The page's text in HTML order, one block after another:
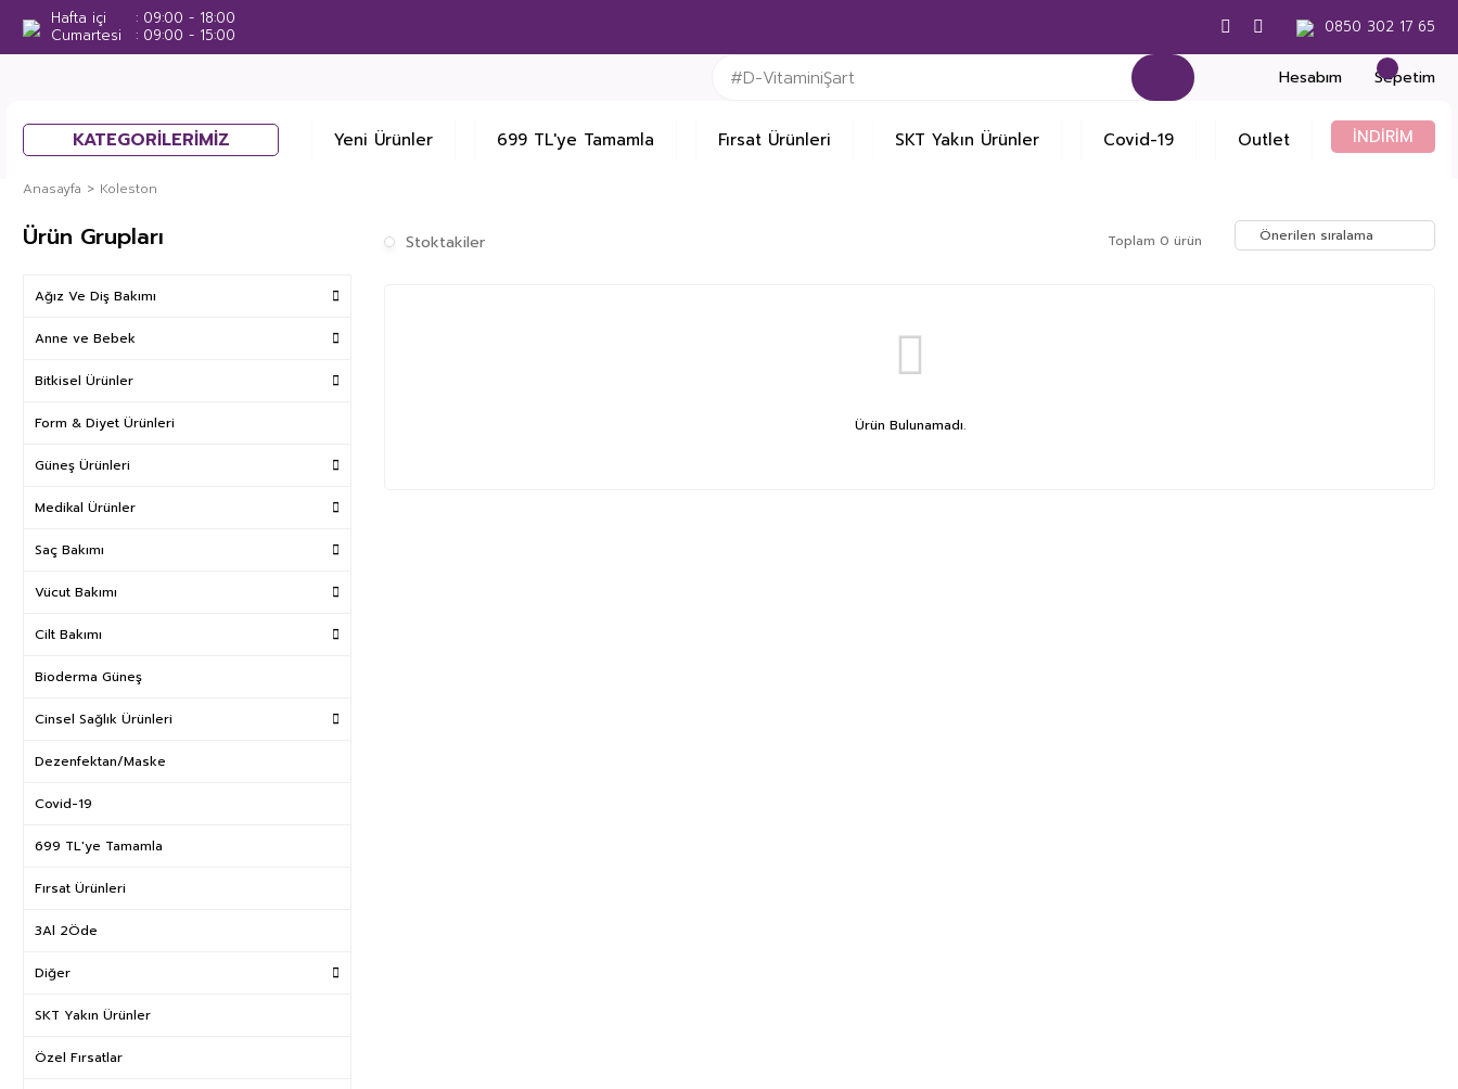
Hafta içi
09:00 - 18:00
Cumartesi
09:00 - 15:00 0850 302 17 65
Hesabım Sepetim
KATEGORİLERİMİZ Yeni Ürünler 699 TL'ye Tamamla Fırsat Ürünleri SKT Yakın Ürünler Covid-19 Outlet İNDİRİM
Anasayfa Koleston
Ürün Grupları
Ağız Ve Diş Bakımı
Anne ve Bebek
Bitkisel Ürünler
Form & Diyet Ürünleri
Güneş Ürünleri
Medikal Ürünler
Saç Bakımı
Vücut Bakımı
Cilt Bakımı
Bioderma Güneş
Cinsel Sağlık Ürünleri
Dezenfektan/Maske
Covid-19
699 TL'ye Tamamla
Fırsat Ürünleri
3Al 2Öde
Diğer
SKT Yakın Ürünler
Özel Fırsatlar
Stoktakiler Toplam 0 ürün
Ürün Bulunamadı.